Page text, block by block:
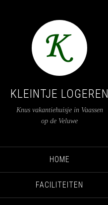
KLEINTJE LOGEREN
Knus vakantiehuisje in Vaassen
op de Veluwe
HOME
FACILITEITEN